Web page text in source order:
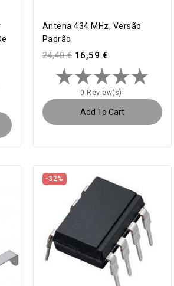
Antena 434 MHz, Versão
Padrão
24,40 € 16,59 €
0 Review(s)
Add To Cart
-32%